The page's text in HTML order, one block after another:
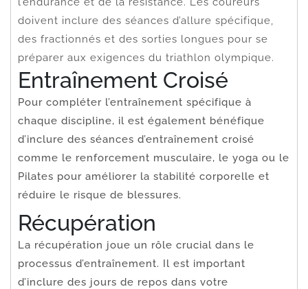
doivent inclure des séances d’allure spécifique,
des fractionnés et des sorties longues pour se
préparer aux exigences du triathlon olympique.
Entraînement Croisé
Pour compléter l’entraînement spécifique à
chaque discipline, il est également bénéfique
d’inclure des séances d’entraînement croisé
comme le renforcement musculaire, le yoga ou le
Pilates pour améliorer la stabilité corporelle et
réduire le risque de blessures.
Récupération
La récupération joue un rôle crucial dans le
processus d’entraînement. Il est important
d’inclure des jours de repos dans votre